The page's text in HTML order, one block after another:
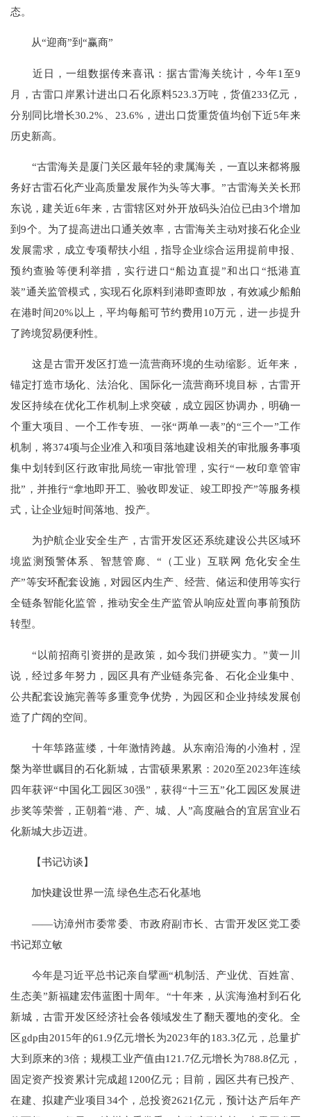
态。
从“迎商”到“赢商”
近日，一组数据传来喜讯：据古雷海关统计，今年1至9
月，古雷口岸累计进出口石化原料523.3万吨，货值233亿元，
分别同比增长30.2%、23.6%，进出口货重货值均创下近5年来
历史新高。
“古雷海关是厦门关区最年轻的隶属海关，一直以来都将服
务好古雷石化产业高质量发展作为头等大事。”古雷海关关长邢
东说，建关近6年来，古雷辖区对外开放码头泊位已由3个增加
到9个。为了提高进出口通关效率，古雷海关主动对接石化企业
发展需求，成立专项帮扶小组，指导企业综合运用提前申报、
预约查验等便利举措，实行进口“船边直提”和出口“抵港直
装”通关监管模式，实现石化原料到港即查即放，有效减少船舶
在港时间20%以上，平均每船可节约费用10万元，进一步提升
了跨境贸易便利性。
这是古雷开发区打造一流营商环境的生动缩影。近年来，
锚定打造市场化、法治化、国际化一流营商环境目标，古雷开
发区持续在优化工作机制上求突破，成立园区协调办，明确一
个重大项目、一个工作专班、一张“两单一表”的“三个一”工作
机制，将374项与企业准入和项目落地建设相关的审批服务事项
集中划转到区行政审批局统一审批管理，实行“一枚印章管审
批”，并推行“拿地即开工、验收即发证、竣工即投产”等服务模
式，让企业短时间落地、投产。
为护航企业安全生产，古雷开发区还系统建设公共区域环
境监测预警体系、智慧管廊、“（工业）互联网 危化安全生
产”等安环配套设施，对园区内生产、经营、储运和使用等实行
全链条智能化监管，推动安全生产监管从响应处置向事前预防
转型。
“以前招商引资拼的是政策，如今我们拼硬实力。”黄一川
说，经过多年努力，园区具有产业链条完备、石化企业集中、
公共配套设施完善等多重竞争优势，为园区和企业持续发展创
造了广阔的空间。
十年筚路蓝缕，十年激情跨越。从东南沿海的小渔村，涅
槃为举世瞩目的石化新城，古雷硕果累累：2020至2023年连续
四年获评“中国化工园区30强”，获得“十三五”化工园区发展进
步奖等荣誉，正朝着“港、产、城、人”高度融合的宜居宜业石
化新城大步迈进。
【书记访谈】
加快建设世界一流 绿色生态石化基地
——访漳州市委常委、市政府副市长、古雷开发区党工委
书记郑立敏
今年是习近平总书记亲自擘画“机制活、产业优、百姓富、
生态美”新福建宏伟蓝图十周年。“十年来，从滨海渔村到石化
新城，古雷开发区经济社会各领域发生了翻天覆地的变化。全
区gdp由2015年的61.9亿元增长为2023年的183.3亿元，总量扩
大到原来的3倍；规模工业产值由121.7亿元增长为788.8亿元，
固定资产投资累计完成超1200亿元；目前，园区共有已投产、
在建、拟建产业项目34个，总投资2621亿元，预计达产后年产